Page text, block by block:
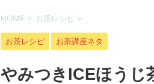
HOME > お茶レシピ >
お茶レシピ お茶講座ネタ
やみつきICEほうじ